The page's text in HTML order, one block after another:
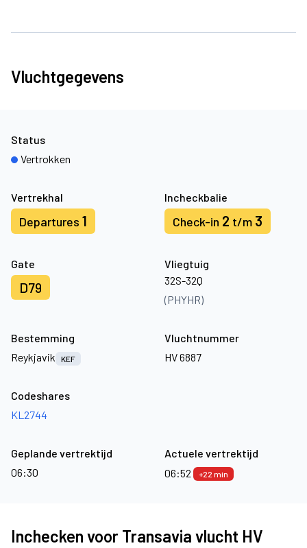
Vluchtgegevens
Vertrekhal
Departures 1
Incheckbalie
Check-in 2 t/m 3
Gate
D79
Vliegtuig
32S-32Q
(PHYHR)
Status
Vertrokken
Bestemming
Reykjavik
KEF
Vluchtnummer
HV 6887
Codeshares
KL2744
Geplande vertrektijd
06:30
Actuele vertrektijd
06:52
+22 min
Inchecken voor Transavia vlucht HV